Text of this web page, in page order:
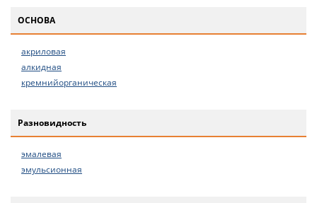
ОСНОВА
акриловая
алкидная
кремнийорганическая
Разновидность
эмалевая
эмульсионная